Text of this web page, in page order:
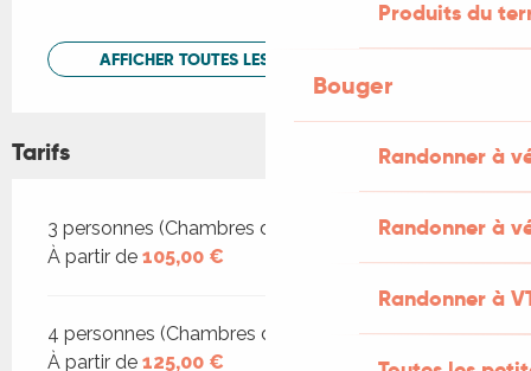
Produits du
Bouger
Randonner à
Randonner à
Randonner à
AFFICHER TOUTES LES PRESTATIONS
Tarifs
Tarifs 2026
3 personnes (Chambres d'hôtes)
À partir de 105,00 €
4 personnes (Chambres d'hôtes)
À partir de 125,00 €